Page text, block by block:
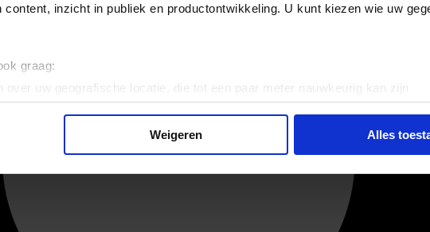
content, inzicht in publiek en productontwikkeling. U kunt kiezen wie uw
graag:
over uw geografische locatie, die tot een paar meter nauwkeurig kan zijn
door het actief te scannen op specifieke eigenschappen (fingerprinting)
gegevens worden verwerkt en stel uw voorkeuren in het
en advertenties te personaliseren, om functies voor social media te
Ook delen we informatie over uw gebruik van onze site met onze partners
Deze partners kunnen deze gegevens combineren met andere informatie
Weigeren Alles